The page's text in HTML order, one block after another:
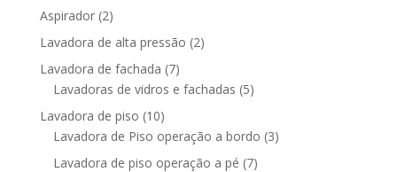
Aspirador (2)
Lavadora de alta pressão (2)
Lavadora de fachada (7)
Lavadoras de vidros e fachadas (5)
Lavadora de piso (10)
Lavadora de Piso operação a bordo (3)
Lavadora de piso operação a pé (7)